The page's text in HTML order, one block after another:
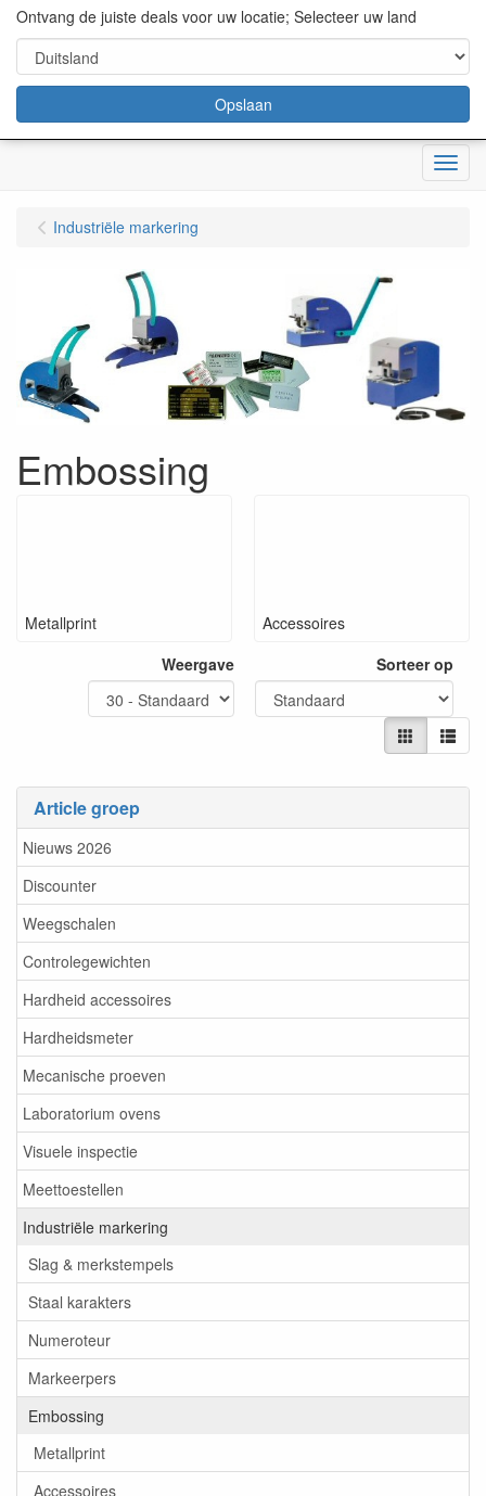
content="18/11/2025″/>
Menu
Article groep
Nieuws 2026
Discounter
Weegschalen
Controlegewichten
Hardheid accessoires
Hardheidsmeter
Mecanische proeven
Laboratorium ovens
Visuele inspectie
Meettoestellen
Industriële markering
Slag & merkstempels
Staal karakters
Numeroteur
Markeerpers
Embossing
Metallprint
Accessoires
Industriële markering
Embossing
Metallprint
Accessoires
Weergave
Sorteer op
Ontvang de juiste deals voor uw locatie; Selecteer uw land
Opslaan